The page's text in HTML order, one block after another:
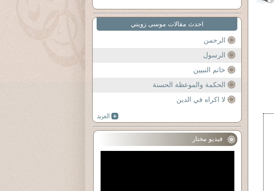
احدث مقالات موسى زويني
الرحمن
الرسول
خاتم النبيين
الحكمة والموعظة الحسنة
لا اكراه في الدين
فيديو مختار